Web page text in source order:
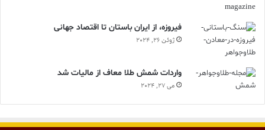
فیروزه، از ایران باستان تا اقتصاد جهانی
ژوئن 26, 2024
واردات شمش طلا معاف از مالیات شد
می 27, 2024